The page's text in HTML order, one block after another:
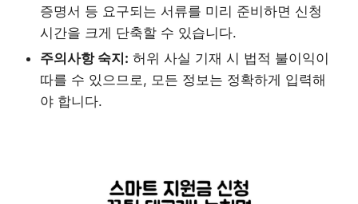
증명서 등 요구되는 서류를 미리 준비하면 신청
시간을 크게 단축할 수 있습니다.
주의사항 숙지: 허위 사실 기재 시 법적 불이익이
따를 수 있으므로, 모든 정보는 정확하게 입력해
야 합니다.